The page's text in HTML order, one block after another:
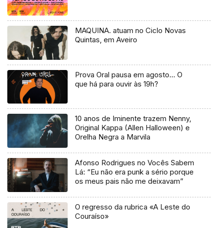
MAQUINA. atuam no Ciclo Novas
Quintas, em Aveiro
Prova Oral pausa em agosto… O
que há para ouvir às 19h?
10 anos de Iminente trazem Nenny,
Original Kappa (Allen Halloween) e
Orelha Negra a Marvila
Afonso Rodrigues no Vocês Sabem
Lá: “Eu não era punk a sério porque
os meus pais não me deixavam”
O regresso da rubrica «A Leste do
Couraíso»